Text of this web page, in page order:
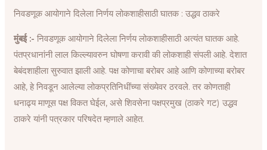
c
e
o
o
k
a
A
p
p
l
e
g
r
a
m
n
k
d
I
n
i
t
e
r
s
s
a
g
e
a
i
n
e
r
e
s
a
e
निवडणूक आयोगाने दिलेला निर्णय लोकशाहीसाठी घातक : उद्धव ठाकरे
मुंबई :- निवडणूक आयोगाने दिलेला निर्णय लोकशाहीसाठी अत्यंत घातक आहे.
पंतप्रधानांनी लाल किल्ल्यावरुन घोषणा करावी की लोकशाही संपली आहे. देशात
बेबंदशाहीला सुरुवात झाली आहे. पक्ष कोणाचा बरोबर आहे आणि कोणाच्या बरोबर
आहे, हे निवडून आलेल्या लोकप्रतिनिधींच्या संख्येवर ठरवले. तर कोणताही
धनाढ्य माणूस पक्ष विकत घेईल, असे शिवसेना पक्षप्रमुख (ठाकरे गट) उद्धव
ठाकरे यांनी पत्रकार परिषदेत म्हणाले आहेत.